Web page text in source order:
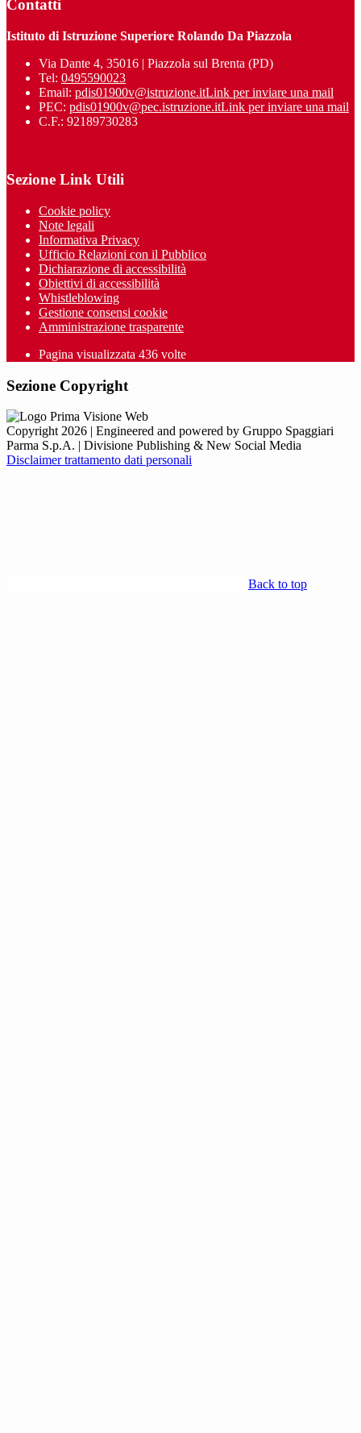
Contatti
Istituto di Istruzione Superiore Rolando Da Piazzola
Via Dante 4, 35016 | Piazzola sul Brenta (PD)
Tel: 0495590023
Email: pdis01900v@istruzione.itLink per inviare una mail
PEC: pdis01900v@pec.istruzione.itLink per inviare una mail
C.F.: 92189730283
Sezione Link Utili
Cookie policy
Note legali
Informativa Privacy
Ufficio Relazioni con il Pubblico
Dichiarazione di accessibilità
Obiettivi di accessibilità
Whistleblowing
Gestione consensi cookie
Amministrazione trasparente
Pagina visualizzata 436 volte
Sezione Copyright
Copyright 2026 | Engineered and powered by Gruppo Spaggiari
Parma S.p.A. | Divisione Publishing & New Social Media
Disclaimer trattamento dati personali
Back to top